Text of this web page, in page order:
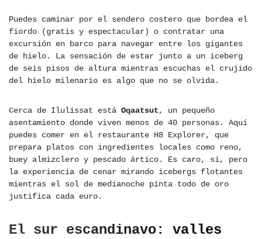
Puedes caminar por el sendero costero que bordea el
fiordo (gratis y espectacular) o contratar una
excursión en barco para navegar entre los gigantes
de hielo. La sensación de estar junto a un iceberg
de seis pisos de altura mientras escuchas el crujido
del hielo milenario es algo que no se olvida.
Cerca de Ilulissat está Oqaatsut, un pequeño
asentamiento donde viven menos de 40 personas. Aquí
puedes comer en el restaurante H8 Explorer, que
prepara platos con ingredientes locales como reno,
buey almizclero y pescado ártico. Es caro, sí, pero
la experiencia de cenar mirando icebergs flotantes
mientras el sol de medianoche pinta todo de oro
justifica cada euro.
El sur escandinavo: valles